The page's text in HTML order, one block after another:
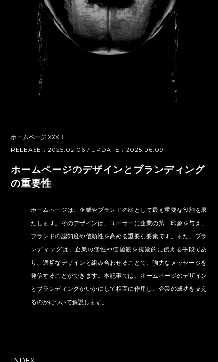
ホームページ XXXⅠ
RELEASE：2025.02.06 / UPDATE：2025.06.09
ホームページのデザインとブランディング
の重要性
ホームページは、企業やブランドの顔として最も重要な役割を果
たします。そのデザインは、ユーザーに企業の第一印象を与え、
ブランドの認知度や信頼性を高める重要な要素です。また、ブラ
ンディングは、企業の個性や価値観を視覚的に伝える手段であ
り、適切なデザインと組み合わせることで、強力なメッセージを
発信することができます。本記事では、ホームページのデザイン
とブランディングがいかにして相互に作用し、企業の成功を支え
るのかについて解説します。